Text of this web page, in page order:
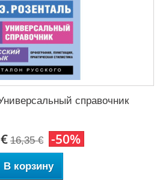
справочник
16,35 € -50%
В корзину